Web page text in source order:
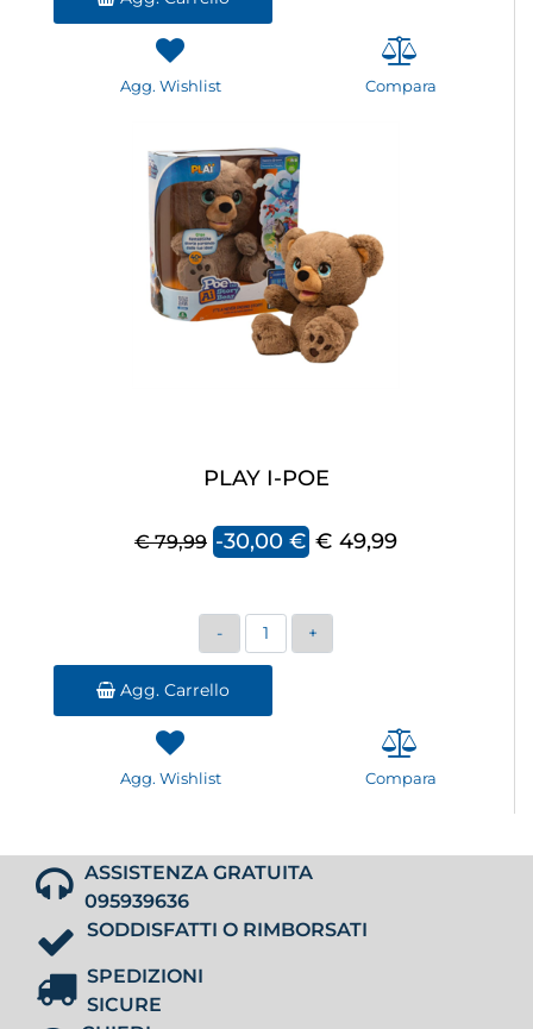
Agg. Wishlist Compara
PLAY I-POE
€ 79,99 -30,00 € € 49,99
Quantità
Agg. Carrello
Agg. Wishlist Compara
ASSISTENZA GRATUITA
095939636
SODDISFATTI O RIMBORSATI
SPEDIZIONI
SICURE